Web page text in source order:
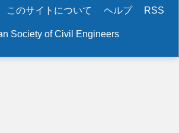
このサイトについて ヘルプ RSS
Society of Civil Engineers